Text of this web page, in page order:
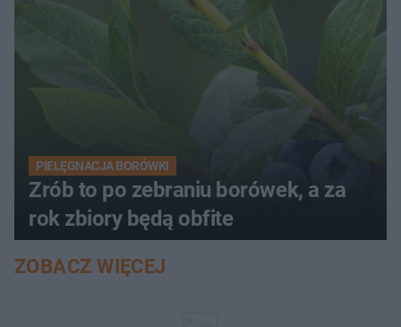
PIELĘGNACJA BORÓWKI
Zrób to po zebraniu borówek, a za
rok zbiory będą obfite
ZOBACZ WIĘCEJ